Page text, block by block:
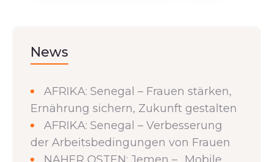
News
AFRIKA: Senegal – Frauen stärken,
Ernährung sichern, Zukunft gestalten
AFRIKA: Senegal – Verbesserung
der Arbeitsbedingungen von Frauen